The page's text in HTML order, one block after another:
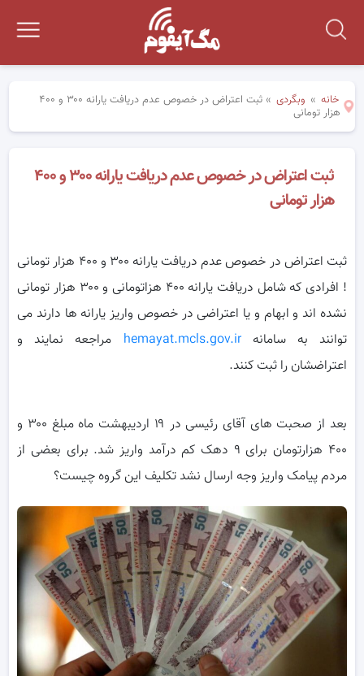
خانه » وبگردی »
ثبت اعتراض در خصوص عدم دریافت یارانه ۳۰۰ و ۴۰۰
هزار تومانی
ثبت اعتراض در خصوص عدم دریافت یارانه ۳۰۰ و ۴۰۰
هزار تومانی
ثبت اعتراض در خصوص عدم دریافت یارانه ۳۰۰ و ۴۰۰ هزار تومانی
! افرادی که شامل دریافت یارانه ۴۰۰ هزاتومانی و ۳۰۰ هزار تومانی
نشده اند و ابهام و یا اعتراضی در خصوص واریز یارانه ها دارند می
توانند به سامانهhemayat.mcls.gov.ir مراجعه نمایند و
اعتراضشان را ثبت کنند.
بعد از صحبت های آقای رئیسی در ۱۹ اردیبهشت ماه مبلغ ۳۰۰ و
۴۰۰ هزارتومان برای ۹ دهک کم درآمد واریز شد. برای بعضی از
مردم پیامک واریز وجه ارسال نشد تکلیف این گروه چیست؟